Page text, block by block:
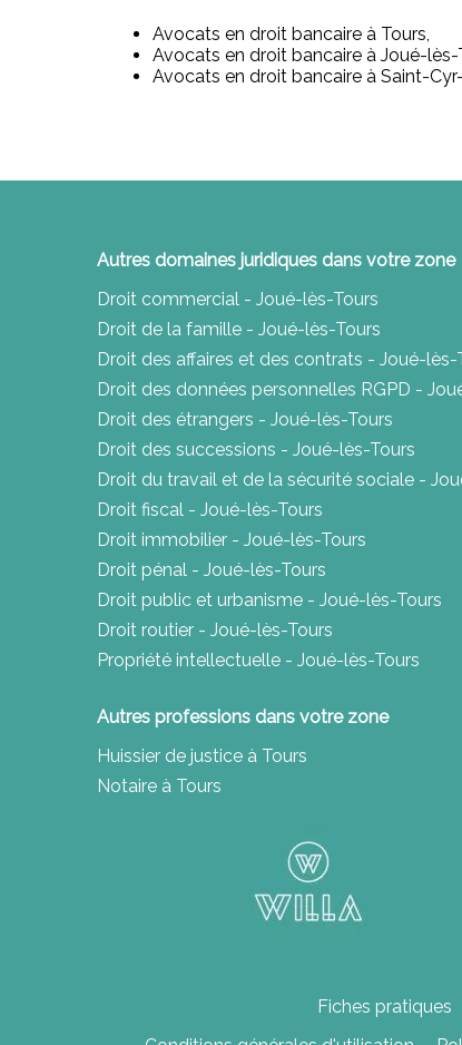
Avocats en droit bancaire à Tours,
Avocats en droit bancaire à Joué-lès-
Avocats en droit bancaire à Saint-
Autres domaines juridiques dans votre zone
Droit commercial - Joué-lès-Tours
Droit de la famille - Joué-lès-Tours
Droit des affaires et des contrats - Joué-lès-
Droit des données personnelles RGPD -
Droit des étrangers - Joué-lès-Tours
Droit des successions - Joué-lès-Tours
Droit du travail et de la sécurité sociale -
Droit fiscal - Joué-lès-Tours
Droit immobilier - Joué-lès-Tours
Droit pénal - Joué-lès-Tours
Droit public et urbanisme - Joué-lès-Tours
Droit routier - Joué-lès-Tours
Propriété intellectuelle - Joué-lès-Tours
Autres professions dans votre zone
Huissier de justice à Tours
Notaire à Tours
Fiches pratiques